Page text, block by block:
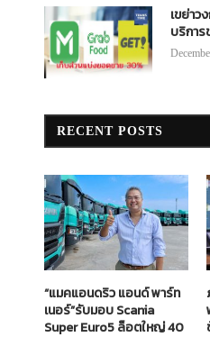
เขย่าว
บริกา
RECENT POSTS
“แมคแอนดริว แอนด์ พาร์ท
เนอร์”รับมอบ Scania
Super Euro5 ล็อตใหญ่ 40